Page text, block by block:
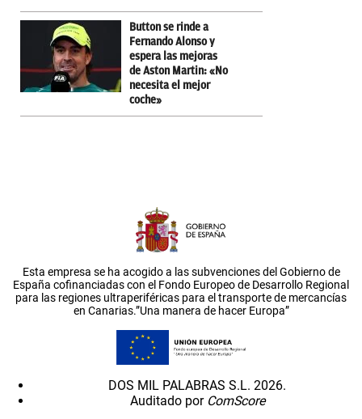
Button se rinde a
Fernando Alonso y
espera las mejoras
de Aston Martin: «No
necesita el mejor
coche»
Esta empresa se ha acogido a las subvenciones del Gobierno de
España cofinanciadas con el Fondo Europeo de Desarrollo Regional
para las regiones ultraperiféricas para el transporte de mercancías
en Canarias.”Una manera de hacer Europa”
DOS MIL PALABRAS S.L. 2026.
Auditado por ComScore